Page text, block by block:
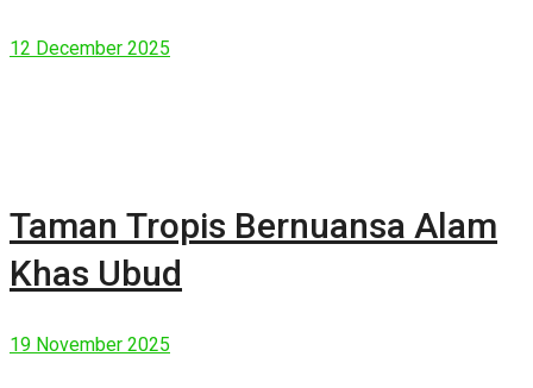
12 December 2025
Taman Tropis Bernuansa Alam
Khas Ubud
19 November 2025